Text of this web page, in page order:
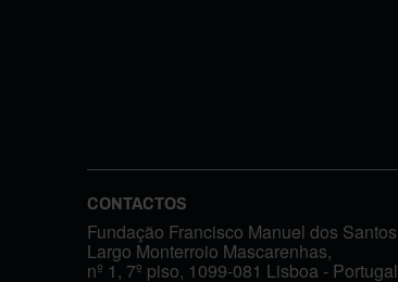
CONTACTOS
Fundação Francisco Manuel dos Santos
Largo Monterroio Mascarenhas,
nº 1, 7º piso, 1099-081 Lisboa - Portugal